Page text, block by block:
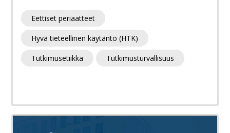
Eettiset periaatteet
Hyvä tieteellinen käytäntö (HTK)
Tutkimusetiikka Tutkimusturvallisuus